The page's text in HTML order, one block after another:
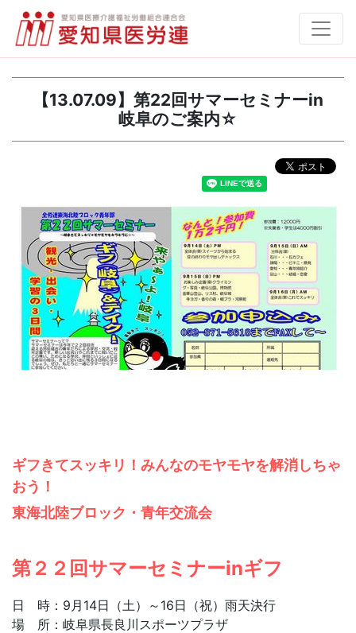
【13.07.09】第22回サマーセミナーin
岐阜のご案内☆
ギフきてスッキリ！みんなのモヤモヤを解消しちゃ
おう！
東海北陸ブロック・青年交流会
第２２回サマーセミナーinギフ
日 時：9月14日（土）～16日（祝）雨天決行
場 所：岐阜県長良川スポーツプラザ